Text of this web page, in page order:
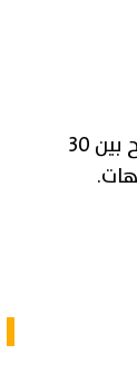
وفي بقية جهات البلاد تكون الحرارة القصوى في ارتفاع طفيف، حيث تتراوح بين 30